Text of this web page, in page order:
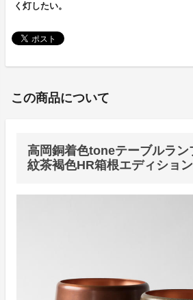
く灯したい。
この商品について
高岡銅着色toneテーブルラ
紋茶褐色HR箱根エディション